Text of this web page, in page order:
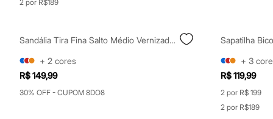
Acessórios
Cintos
Carteiras
Óculos
Relógios
Calçados
Botas
2 por R$189
Sandália Tira Fina Salto Médio Vernizada Oneself
+ 2 cores
R$ 149,99
30% OFF - CUPOM 8DO8
Sapatilha
+ 3
R$ 119,99
2 por R$ 199
2 por R$189